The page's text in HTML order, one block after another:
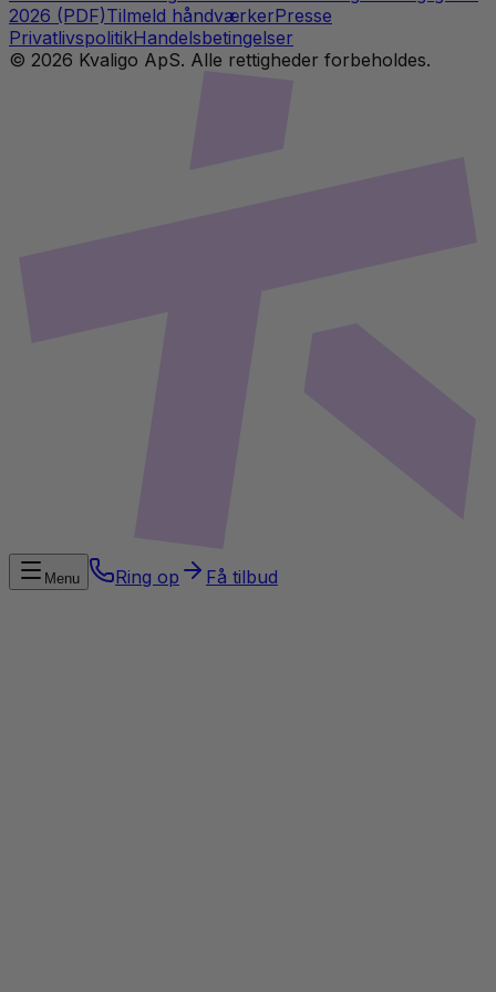
2026 (PDF)Tilmeld håndværkerPresse
PrivatlivspolitikHandelsbetingelser
© 2026 Kvaligo ApS. Alle rettigheder forbeholdes.
Menu Ring op Få tilbud